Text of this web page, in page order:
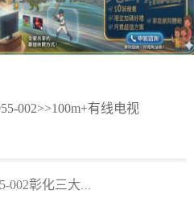
002>>100m+有线电视
化三大有线电视